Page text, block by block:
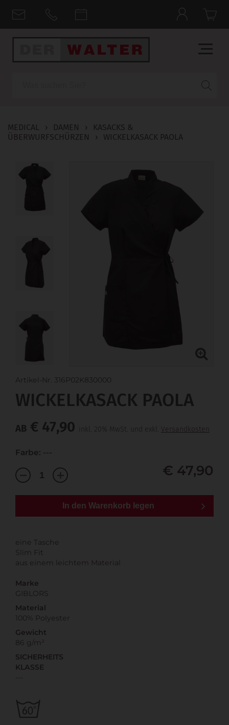
MEDICAL › DAMEN ›
KASACKS &
ÜBERWURFSCHÜRZEN
› WICKELKASACK PAOLA
Artikel-Nr. 316P02K830000
WICKELKASACK PAOLA
AB € 47,90 inkl. 20% MwSt. und exkl. Versandkosten
Farbe: ---
€ 47,90
In den Warenkorb legen
eine Tasche
Slim Fit
aus einem leichtem Material
Marke
GIBLORS
Material
100% Polyester
Gewicht
86 g/m²
SICHERHEITS
KLASSE